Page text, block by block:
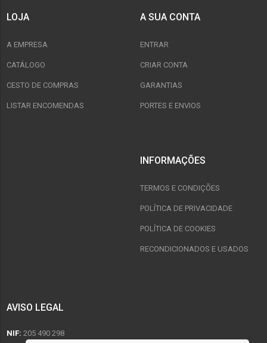
LOJA
A EMPRESA
CATÁLOGO
CESTO DE COMPRAS
LISTAR ENCOMENDAS
A SUA CONTA
ENTRAR
CRIAR CONTA
GARANTIAS
PORTES E ENVIOS
INFORMAÇÕES
TERMOS E CONDIÇÕES
POLÍTICA DE PRIVACIDADE
POLÍTICA DE COOKIES
RECONDICIONADOS E USADOS
AVISO LEGAL
NIF: 205 490 298